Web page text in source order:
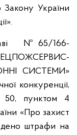
Закону України
№ 65/166-
СИСТЕМИ»
конкуренції,
50, пунктом 4
«Про захист
штрафи на